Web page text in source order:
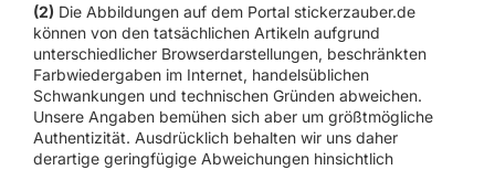
(2) Die Abbildungen auf dem Portal stickerzauber.de
können von den tatsächlichen Artikeln aufgrund
unterschiedlicher Browserdarstellungen, beschränkten
Farbwiedergaben im Internet, handelsüblichen
Schwankungen und technischen Gründen abweichen.
Unsere Angaben bemühen sich aber um größtmögliche
Authentizität. Ausdrücklich behalten wir uns daher
derartige geringfügige Abweichungen hinsichtlich